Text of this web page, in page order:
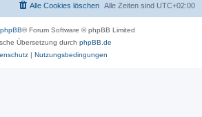
Alle Zeiten sind UTC+02:00
Alle Cookies löschen
phpBB® Forum Software © phpBB Limited
Übersetzung durch phpBB.de
| Nutzungsbedingungen